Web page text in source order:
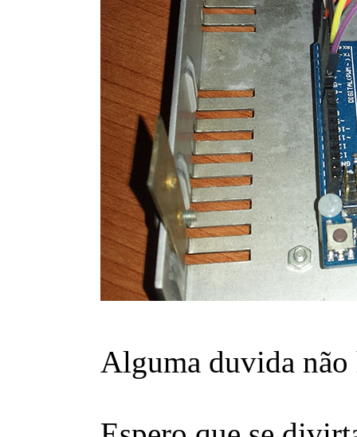
Alguma duvida não